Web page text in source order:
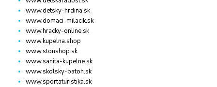
www.detsky-hrdina.sk
www.domaci-milacik.sk
www.hracky-online.sk
www.kupelna.shop
www.stonshop.sk
www.sanita-kupelne.sk
www.skolsky-batoh.sk
www.sportaturistika.sk